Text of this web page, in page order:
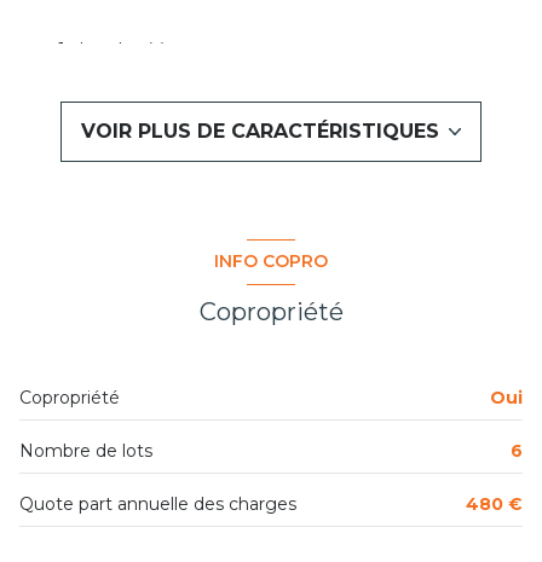
1 chambre(s)
4 niveau(x)
3ème étage
VOIR PLUS DE CARACTÉRISTIQUES
INFO COPRO
Copropriété
Copropriété Oui
Nombre de lots 6
Quote part annuelle des charges 480 €